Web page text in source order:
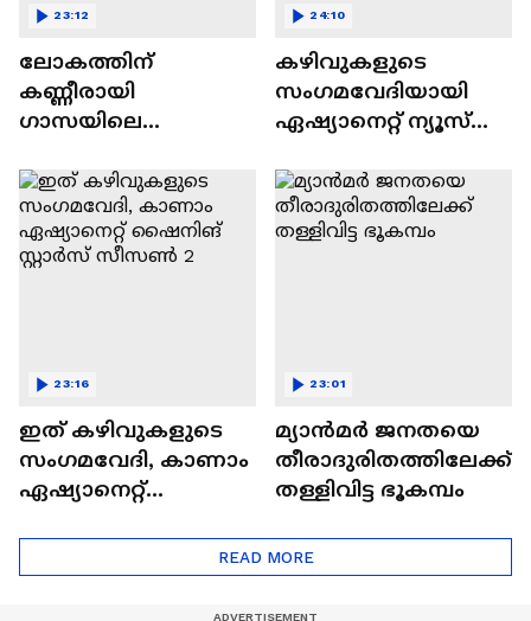
ലോകത്തിന്
കണ്ണീരായി
ഗാസയിലെ
കുഞ്ഞുങ്ങൾ
23:12
കഴിവുകളുടെ
സംഗമവേദിയായി
ഏഷ്യാനെറ്റ് ന്യൂസ്
സീസൺ 2
24:10
ഇത് കഴിവുകളുടെ
സംഗമവേദി, കാണാം
ഏഷ്യാനെറ്റ്
23:16
മ്യാൻമർ ജനതയെ
തീരാദുരിതത്തിലേക്ക്
തള്ളിവിട്ട ഭൂകമ്പം
23:01
READ MORE